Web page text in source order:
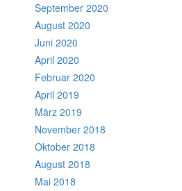
September 2020
August 2020
Juni 2020
April 2020
Februar 2020
April 2019
März 2019
November 2018
Oktober 2018
August 2018
Mai 2018